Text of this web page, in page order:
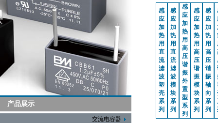
产品展示
感
应
加
热
用
直
流
滤
波
塑
壳
系
列
感
应
加
热
用
直
流
滤
波
模
块
系
列
感
应
加
热
用
高
压
谐
振
外
置
型
系
列
感
应
加
热
用
高
压
谐
振
模
块
系
列
感
应
加
热
用
高
压
谐
振
轴
向
系
列
交流电容器